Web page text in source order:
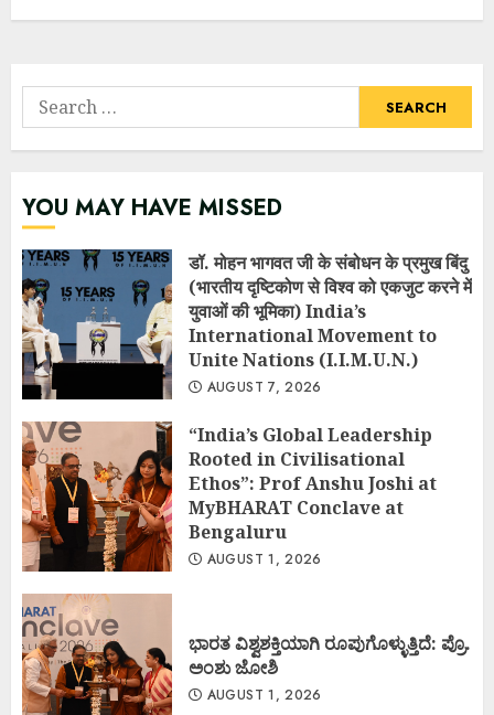
Search
for:
YOU MAY HAVE MISSED
डॉ. मोहन भागवत जी के संबोधन के प्रमुख बिंदु
(भारतीय दृष्टिकोण से विश्व को एकजुट करने में
युवाओं की भूमिका) India’s
International Movement to
Unite Nations (I.I.M.U.N.)
AUGUST 7, 2026
“India’s Global Leadership
Rooted in Civilisational
Ethos”: Prof Anshu Joshi at
MyBHARAT Conclave at
Bengaluru
AUGUST 1, 2026
ಭಾರತ ವಿಶ್ವಶಕ್ತಿಯಾಗಿ ರೂಪುಗೊಳ್ಳುತ್ತಿದೆ: ಪ್ರೊ.
ಅಂಶು ಜೋಶಿ
AUGUST 1, 2026